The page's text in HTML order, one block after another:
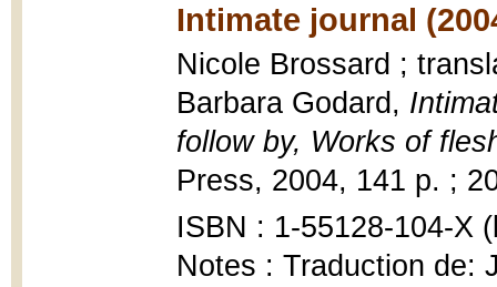
Intimate journal
Nicole Brossard ;
Barbara Godard,
follow by, Works of
Press, 2004, 141 p. ;
ISBN : 1-55128-104-X
Notes : Traduction de: